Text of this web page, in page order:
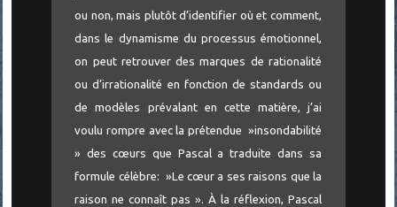
ou non, mais plutôt d’identifier où et comment,
dans le dynamisme du processus émotionnel,
on peut retrouver des marques de rationalité
ou d’irrationalité en fonction de standards ou
de modèles prévalant en cette matière, j’ai
voulu rompre avec la prétendue »insondabilité
» des cœurs que Pascal a traduite dans sa
formule célèbre: »Le cœur a ses raisons que la
raison ne connaît pas ». À la réflexion, Pascal